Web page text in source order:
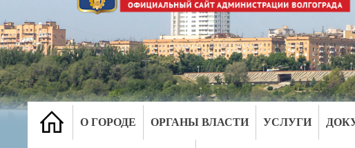
О ГОРОДЕ ОРГАНЫ ВЛАСТИ УСЛУГИ